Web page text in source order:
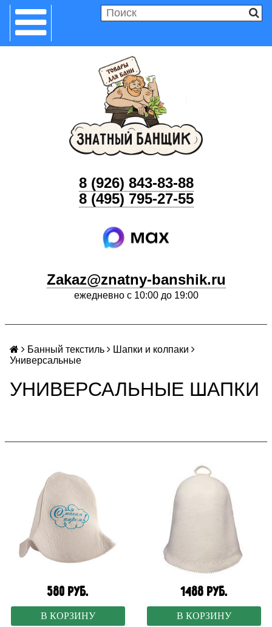
8 (926) 843-83-88
8 (495) 795-27-55
Zakaz@znatny-banshik.ru
ежедневно с 10:00 до 19:00
Банный текстиль
Шапки и колпаки
Универсальные
УНИВЕРСАЛЬНЫЕ ШАПКИ
580 руб.
В КОРЗИНУ
1488 руб.
В КОРЗИНУ